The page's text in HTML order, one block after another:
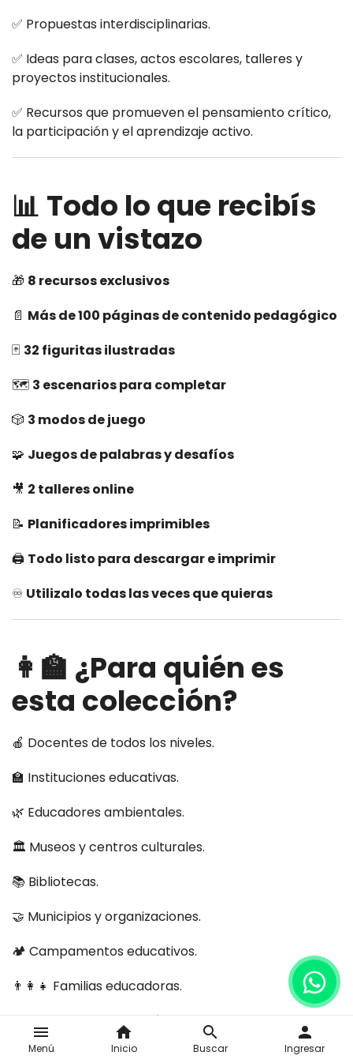
menu
Menú
home
Inicio
search
Buscar
person
Ingresar
✅ Propuestas interdisciplinarias.
✅ Ideas para clases, actos escolares, talleres y
proyectos institucionales.
✅ Recursos que promueven el pensamiento crítico,
la participación y el aprendizaje activo.
📊 Todo lo que recibís
de un vistazo
🎁 8 recursos exclusivos
📄 Más de 100 páginas de contenido pedagógico
🃏 32 figuritas ilustradas
🗺️ 3 escenarios para completar
🎲 3 modos de juego
🧩 Juegos de palabras y desafíos
🎥 2 talleres online
📝 Planificadores imprimibles
🖨️ Todo listo para descargar e imprimir
♾️ Utilizalo todas las veces que quieras
👩‍🏫 ¿Para quién es
esta colección?
🍎 Docentes de todos los niveles.
🏫 Instituciones educativas.
🌿 Educadores ambientales.
🏛️ Museos y centros culturales.
📚 Bibliotecas.
🤝 Municipios y organizaciones.
🏕️ Campamentos educativos.
👨‍👩‍👧 Familias educadoras.
🎒 Espacios de educación no formal.